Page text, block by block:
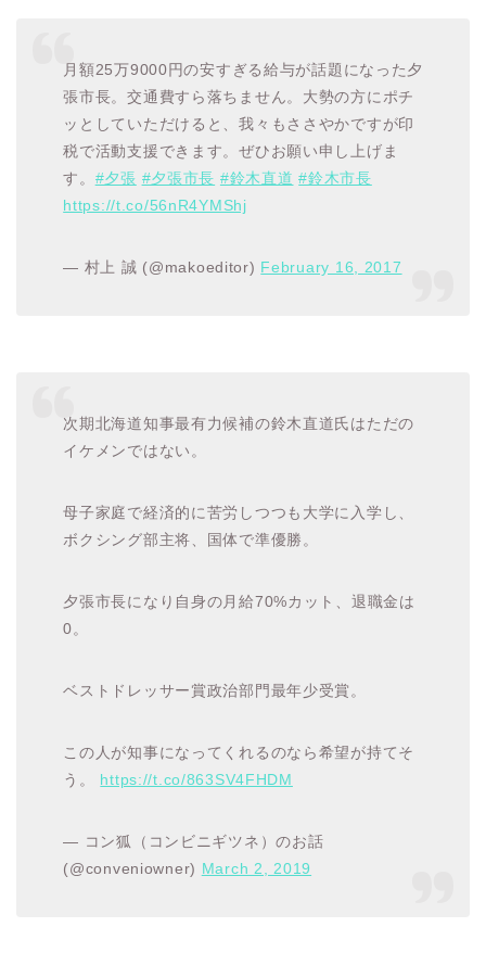
月額25万9000円の安すぎる給与が話題になった夕
張市長。交通費すら落ちません。大勢の方にポチ
ッとしていただけると、我々もささやかですが印
税で活動支援できます。ぜひお願い申し上げま
す。 #夕張 #夕張市長 #鈴木直道 #鈴木市長
https://t.co/56nR4YMShj
— 村上 誠 (@makoeditor) February 16, 2017
次期北海道知事最有力候補の鈴木直道氏はただの
イケメンではない。
母子家庭で経済的に苦労しつつも大学に入学し、
ボクシング部主将、国体で準優勝。
夕張市長になり自身の月給70%カット、退職金は
0。
ベストドレッサー賞政治部門最年少受賞。
この人が知事になってくれるのなら希望が持てそ
う。 https://t.co/863SV4FHDM
— コン狐（コンビニギツネ）のお話
(@conveniowner) March 2, 2019